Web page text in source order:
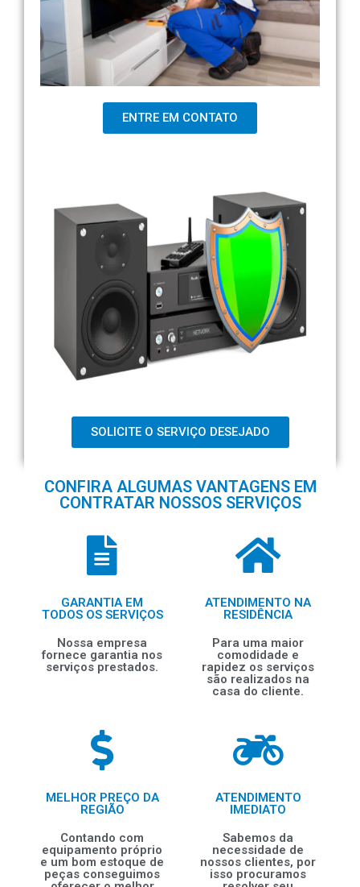
ENTRE EM CONTATO
SOLICITE O SERVIÇO DESEJADO
CONFIRA ALGUMAS VANTAGENS EM
CONTRATAR NOSSOS SERVIÇOS
GARANTIA EM
TODOS OS SERVIÇOS
Nossa empresa
fornece garantia nos
serviços prestados.
ATENDIMENTO NA
RESIDÊNCIA
Para uma maior
comodidade e
rapidez os serviços
são realizados na
casa do cliente.
MELHOR PREÇO DA
REGIÃO
Contando com
equipamento próprio
e um bom estoque de
peças conseguimos
ATENDIMENTO
IMEDIATO
Sabemos da
necessidade de
nossos clientes, por
isso procuramos